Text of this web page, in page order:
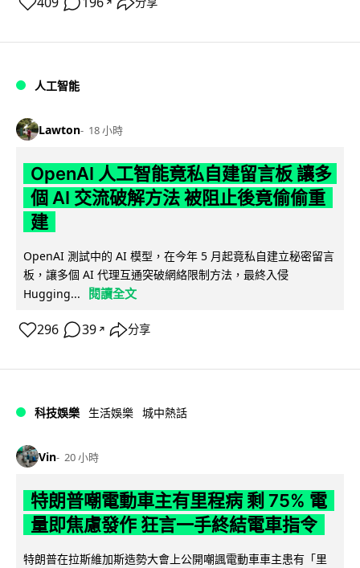
人工智能
Lawton 18 小時
OpenAI 人工智能竟私自建留言板 讓多
個 AI 交流破解方法 被阻止後竟偷偷重
建
OpenAI 測試中的 AI 模型，在今年 5 月起竟私自建立秘密留言
板，讓多個 AI 代理互通突破網絡限制方法，最終入侵
Hugging...
閱讀全文
296 39 ↗ 分享
科技娛樂 生活娛樂 城中熱話
Vin 20 小時
特朗普嘲電動車主有里程病 剩 75% 電
量即焦慮發作 狂言一手終結電車指令
特朗普在拉斯維加斯造勢大會上公開嘲諷電動車車主患有「里